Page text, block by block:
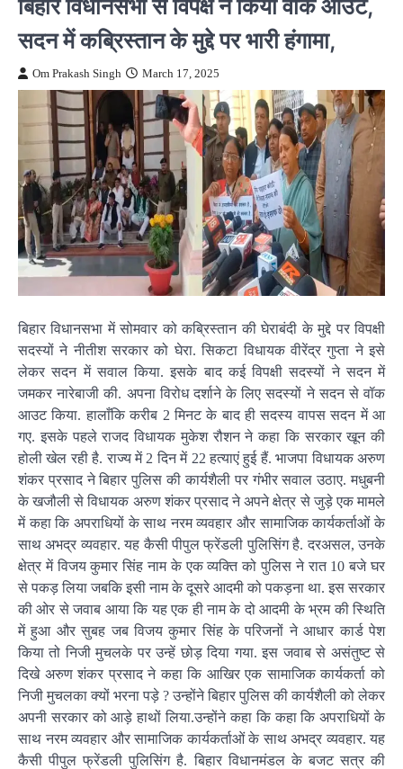
सदन में कब्रिस्तान के मुद्दे पर भारी हंगामा,
Om Prakash Singh March 17, 2025
बिहार विधानसभा में सोमवार को कब्रिस्तान की घेराबंदी के मुद्दे पर विपक्षी
सदस्यों ने नीतीश सरकार को घेरा. सिकटा विधायक वीरेंद्र गुप्ता ने इसे
लेकर सदन में सवाल किया. इसके बाद कई विपक्षी सदस्यों ने सदन में
जमकर नारेबाजी की. अपना विरोध दर्शाने के लिए सदस्यों ने सदन से वॉक
आउट किया. हालाँकि करीब 2 मिनट के बाद ही सदस्य वापस सदन में आ
गए. इसके पहले राजद विधायक मुकेश रौशन ने कहा कि सरकार खून की
होली खेल रही है. राज्य में 2 दिन में 22 हत्याएं हुई हैं. भाजपा विधायक अरुण
शंकर प्रसाद ने बिहार पुलिस की कार्यशैली पर गंभीर सवाल उठाए. मधुबनी
के खजौली से विधायक अरुण शंकर प्रसाद ने अपने क्षेत्र से जुड़े एक मामले
में कहा कि अपराधियों के साथ नरम व्यवहार और सामाजिक कार्यकर्ताओं के
साथ अभद्र व्यवहार. यह कैसी पीपुल फ्रेंडली पुलिसिंग है. दरअसल, उनके
क्षेत्र में विजय कुमार सिंह नाम के एक व्यक्ति को पुलिस ने रात 10 बजे घर
से पकड़ लिया जबकि इसी नाम के दूसरे आदमी को पकड़ना था. इस सरकार
की ओर से जवाब आया कि यह एक ही नाम के दो आदमी के भ्रम की स्थिति
में हुआ और सुबह जब विजय कुमार सिंह के परिजनों ने आधार कार्ड पेश
किया तो निजी मुचलके पर उन्हें छोड़ दिया गया. इस जवाब से असंतुष्ट से
दिखे अरुण शंकर प्रसाद ने कहा कि आखिर एक सामाजिक कार्यकर्ता को
निजी मुचलका क्यों भरना पड़े ? उन्होंने बिहार पुलिस की कार्यशैली को लेकर
अपनी सरकार को आड़े हाथों लिया.उन्होंने कहा कि कहा कि अपराधियों के
साथ नरम व्यवहार और सामाजिक कार्यकर्ताओं के साथ अभद्र व्यवहार. यह
कैसी पीपुल फ्रेंडली पुलिसिंग है. बिहार विधानमंडल के बजट सत्र की